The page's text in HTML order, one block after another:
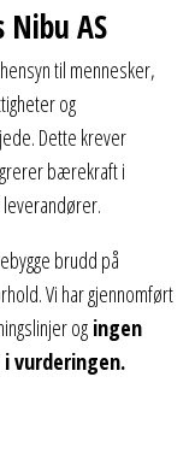
AS
til mennesker,
og
Dette krever
bærekraft i
brudd på
Vi har gjennomført
og ingen
vurderingen.